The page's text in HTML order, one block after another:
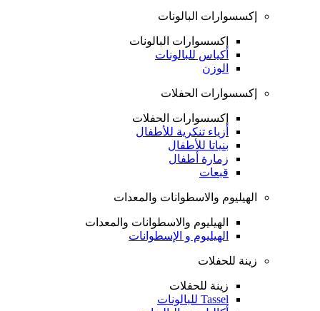
إكسسوارات البالونات
إكسسوارات البالونات
أكياس للبالونات
الوزن
إكسسوارات الحفلات
إكسسوارات الحفلات
أزياء تنكرية للأطفال
بنياتا للأطفال
زمارة أطفال
قبعات
الهيليوم والاسطوانات والمعدات
الهيليوم والاسطوانات والمعدات
الهيليوم و الإسطوانات
زينة للحفلات
زينة للحفلات
Tassel للبالونات